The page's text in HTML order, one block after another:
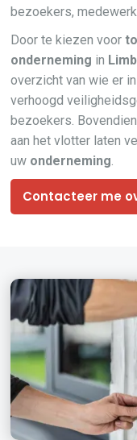
bezoekers,
Door te kiezen voor
onderneming in
overzicht van wie er
verhoogd
bezoekers.
aan het vlotter laten
uw onderneming.
Contacteer me